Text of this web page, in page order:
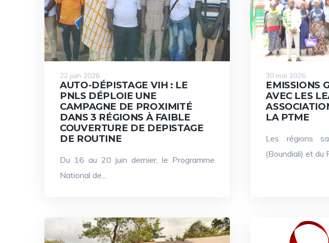
22 juin 2026
AUTO-DÉPISTAGE VIH : LE
PNLS DÉPLOIE UNE
CAMPAGNE DE PROXIMITÉ
DANS 3 RÉGIONS À FAIBLE
COUVERTURE DE DEPISTAGE
DE ROUTINE
Du 16 au 20 juin dernier, le Programme
National de...
30 mai 2026
EMISSIONS
AVEC LES
LA PTME
Les régions
(Boundiali) et du